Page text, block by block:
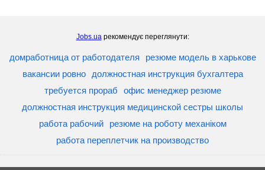
Jobs.uaрекомендує переглянути:
домработница от работодателя
резюме модель в харькове
вакансии ровно
должностная инструкция бухгалтера
требуется прораб
офис менеджер резюме
должностная инструкция медицинской сестры школы
работа рабочий
резюме на роботу механіком
работа переплетчик на производство